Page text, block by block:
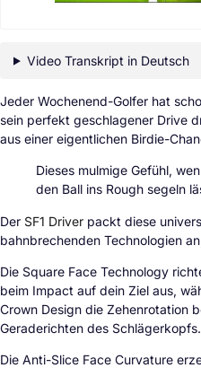
Video Transkript in Deutsch
Jeder Wochenend-Golfer hat
sein perfekt geschlagener Drive
aus einer eigentlichen Birdie-
Dieses mulmige Gefühl,
den Ball ins Rough segeln
Der SF1 Driver packt diese
bahnbrechenden Technologien
Die Square Face Technology
beim Impact auf dein Ziel aus,
Crown Design die Zehenrotation
Geraderichten des Schlägerkopfs.
Die Anti-Slice Face Curvature